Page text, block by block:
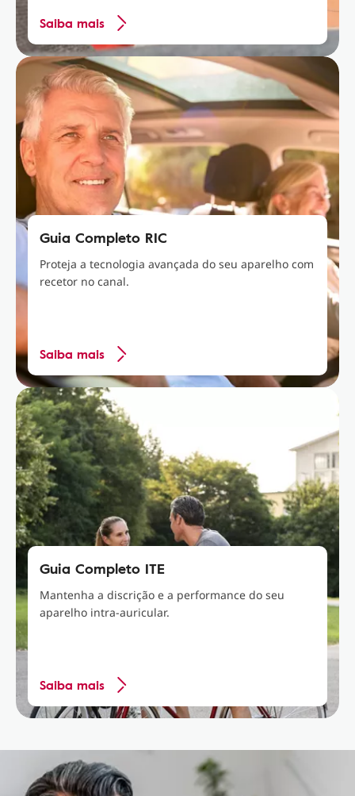
Saiba mais
Guia Completo RIC
Proteja a tecnologia avançada do seu aparelho com
recetor no canal.
Saiba mais
Guia Completo ITE
Mantenha a discrição e a performance do seu
aparelho intra-auricular.
Saiba mais